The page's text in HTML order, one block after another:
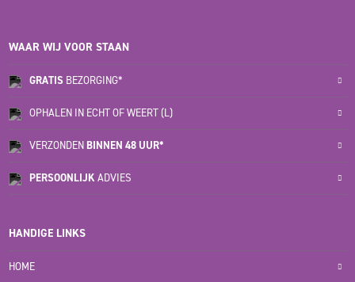
WAAR WIJ VOOR STAAN
GRATIS BEZORGING*
OPHALEN IN ECHT OF WEERT (L)
VERZONDEN BINNEN 48 UUR*
PERSOONLIJKADVIES
HANDIGE LINKS
HOME